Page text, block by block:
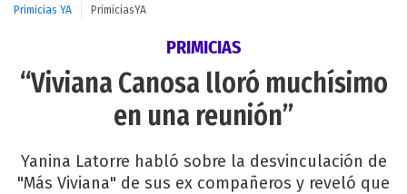
Primicias YA PrimiciasYA
PRIMICIAS
“Viviana Canosa lloró muchísimo
en una reunión”
Yanina Latorre habló sobre la desvinculación de
"Más Viviana" de sus ex compañeros y reveló que